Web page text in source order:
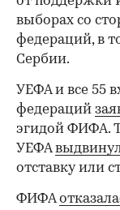
выборах со
федераций, в
Сербии.
УЕФА и все 55
федераций
эгидой ФИФА.
УЕФА
отставку или
ФИФА